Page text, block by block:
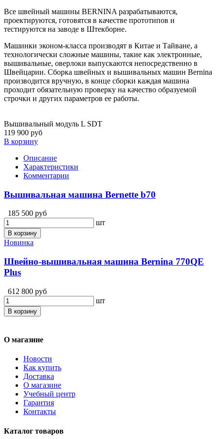
Все швейный машины BERNINA разрабатываются,
проектируются, готовятся в качестве прототипов и
тестируются на заводе в Штекборне.
Машинки эконом-класса производят в Китае и Тайване, а
технологически сложные машины, такие как электронные,
вышивальные, оверлоки выпускаются непосредственно в
Швейцарии. Сборка швейных и вышивальных машин Bernina
производится вручную, в конце сборки каждая машина
проходит обязательную проверку на качество образуемой
строчки и других параметров ее работы.
Вышивальный модуль L SDT
119 900 руб
В корзину
Описание
Характеристики
Комментарии
Вышивальная машина Bernette b70
185 500 руб
шт
В корзину
Новинка
Швейно-вышивальная машина Bernina 770QE
Plus
612 800 руб
шт
В корзину
О магазине
Новости
Как купить
Доставка
О магазине
Учебный центр
Гарантия
Контакты
Каталог товаров